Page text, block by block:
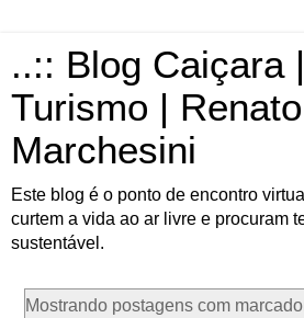
..:: Blog Caiçara
Turismo | Renato
Marchesini
Este blog é o ponto de encontro
curtem a vida ao ar livre e procuram
sustentável.
Mostrando postagens com